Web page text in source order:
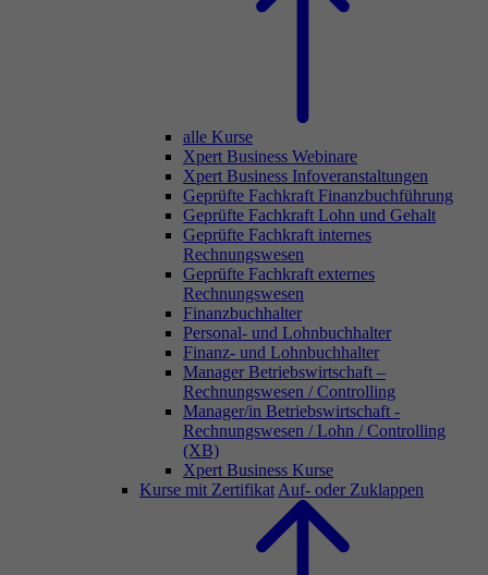
alle Kurse
Xpert Business Webinare
Xpert Business Infoveranstaltungen
Geprüfte Fachkraft Finanzbuchführung
Geprüfte Fachkraft Lohn und Gehalt
Geprüfte Fachkraft internes
Rechnungswesen
Geprüfte Fachkraft externes
Rechnungswesen
Finanzbuchhalter
Personal- und Lohnbuchhalter
Finanz- und Lohnbuchhalter
Manager Betriebswirtschaft –
Rechnungswesen / Controlling
Manager/in Betriebswirtschaft -
Rechnungswesen / Lohn / Controlling
(XB)
Xpert Business Kurse
Kurse mit Zertifikat Auf- oder Zuklappen